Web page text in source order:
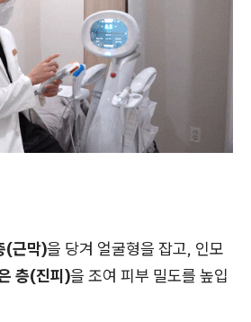
(근막)을 당겨 얼굴형을 잡고, 인모
층(진피)을 조여 피부 밀도를 높입